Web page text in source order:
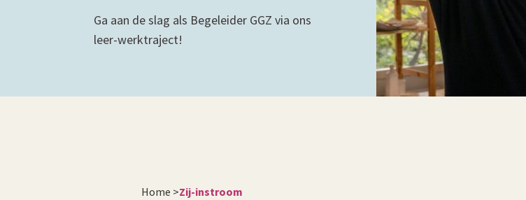
Ga aan de slag als Begeleider GGZ via ons
leer-werktraject!
Home >Zij-instroom